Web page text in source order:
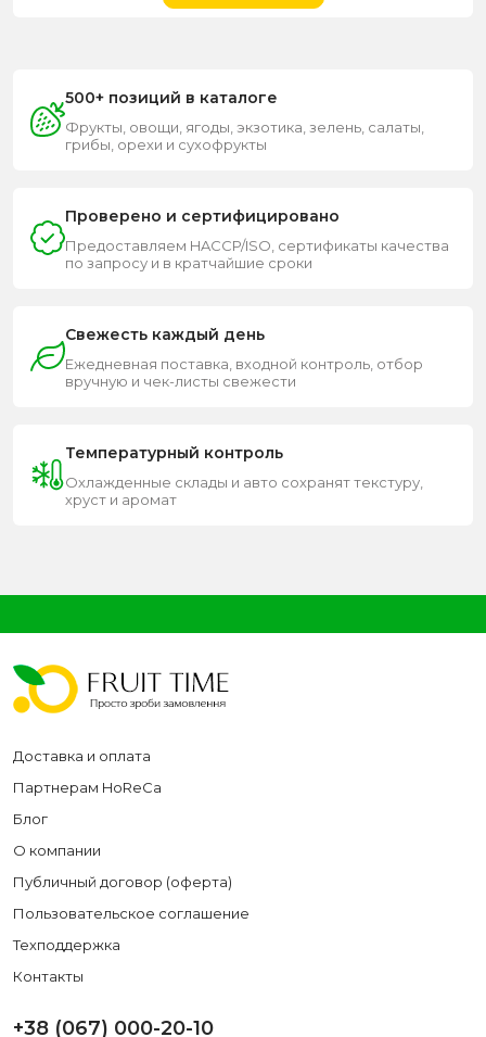
500+ позиций в каталоге
Фрукты, овощи, ягоды, экзотика, зелень, салаты,
грибы, орехи и сухофрукты
Проверено и сертифицировано
Предоставляем HACCP/ISO, сертификаты качества
по запросу и в кратчайшие сроки
Свежесть каждый день
Ежедневная поставка, входной контроль, отбор
вручную и чек-листы свежести
Температурный контроль
Охлажденные склады и авто сохранят текстуру,
хруст и аромат
Доставка и оплата
Партнерам HoReCa
Блог
О компании
Публичный договор (оферта)
Пользовательское соглашение
Техподдержка
Контакты
+38 (067) 000-20-10